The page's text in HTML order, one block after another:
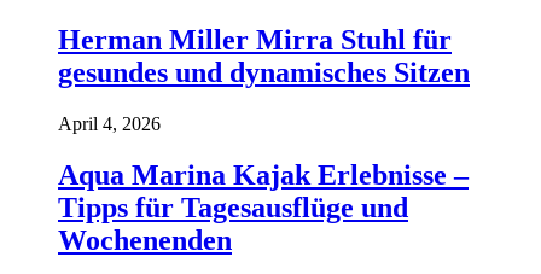
Herman Miller Mirra Stuhl für
gesundes und dynamisches Sitzen
April 4, 2026
Aqua Marina Kajak Erlebnisse –
Tipps für Tagesausflüge und
Wochenenden